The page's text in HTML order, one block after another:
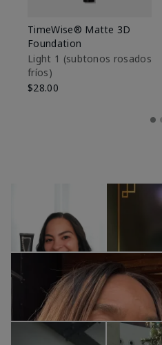
TimeWise® Matte 3D
Foundation
Light 1​ (subtonos rosados
fríos)
$28.00